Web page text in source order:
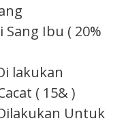
Ibu ( 20%
lakukan
( 15& )
Untuk